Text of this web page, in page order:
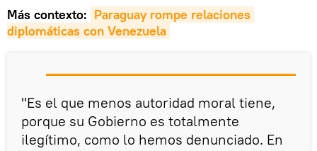
Más contexto: Paraguay rompe relaciones
diplomáticas con Venezuela
"Es el que menos autoridad moral tiene,
porque su Gobierno es totalmente
ilegítimo, como lo hemos denunciado. En